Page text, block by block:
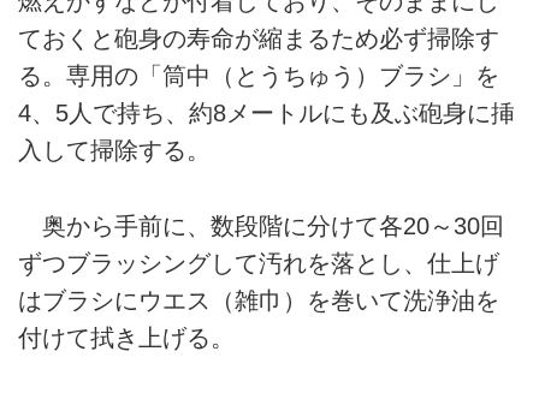
ておくと砲身の寿命が縮まるため必ず掃除す
る。専用の「筒中（とうちゅう）ブラシ」を
4、5人で持ち、約8メートルにも及ぶ砲身に挿
入して掃除する。
奥から手前に、数段階に分けて各20～30回
ずつブラッシングして汚れを落とし、仕上げ
はブラシにウエス（雑巾）を巻いて洗浄油を
付けて拭き上げる。